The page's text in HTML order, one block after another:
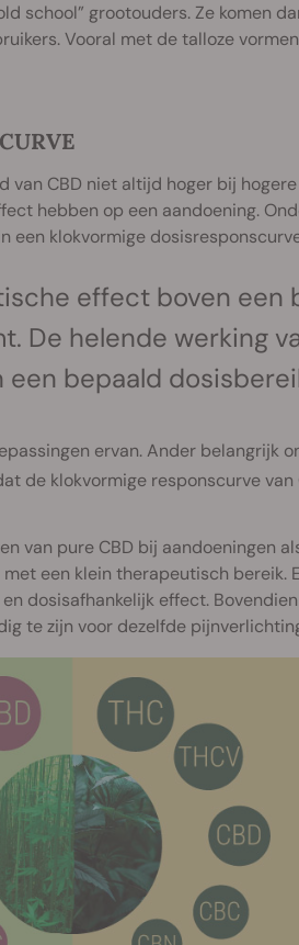
school” grootouders. Ze komen
Vooral met de talloze
van CBD niet altijd hoger bij
hebben op een aandoening.
een klokvormige
effect boven een
De helende werking
bepaald
ervan. Ander belangrijk
de klokvormige responscurve van
van pure CBD bij aandoeningen
een klein therapeutisch bereik.
dosisafhankelijk effect.
te zijn voor dezelfde